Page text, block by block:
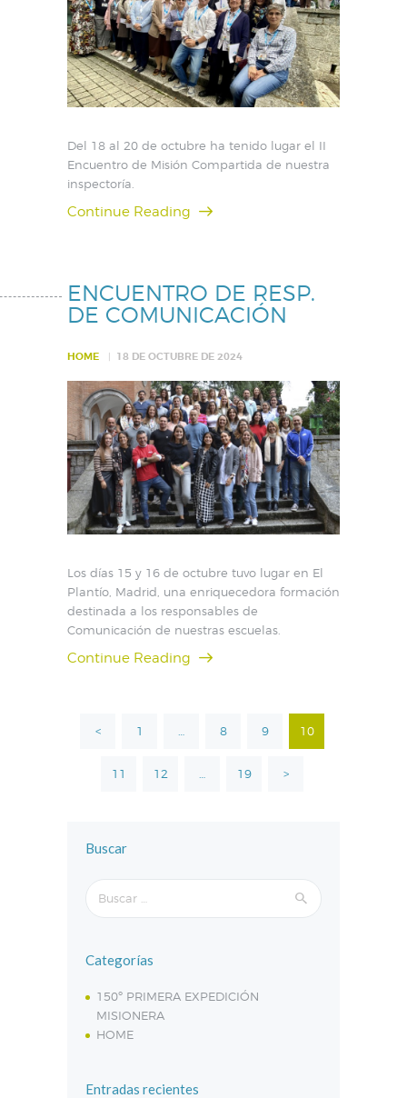
Del 18 al 20 de octubre ha tenido lugar el II
Encuentro de Misión Compartida de nuestra
inspectoría.
Continue Reading
ENCUENTRO DE RESP.
DE COMUNICACIÓN
HOME 18 DE OCTUBRE DE 2024
Los días 15 y 16 de octubre tuvo lugar en El
Plantío, Madrid, una enriquecedora formación
destinada a los responsables de
Comunicación de nuestras escuelas.
Continue Reading
entradas
< PAGE
1 PAGE
8 PAGE
9 PAGE
10
PAGE
11 PAGE
12 … PAGE
19 >
Buscar
Buscar:
Categorías
150º PRIMERA EXPEDICIÓN
MISIONERA
HOME
Entradas recientes